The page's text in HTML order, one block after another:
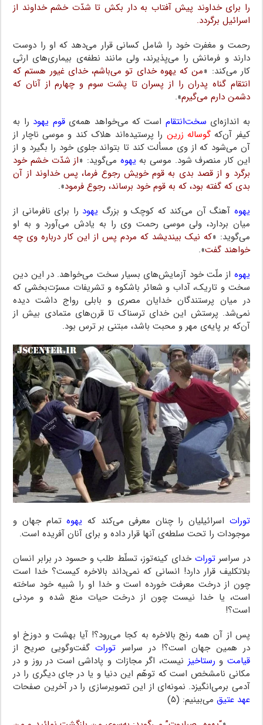
را برای خداوند‌ پیش‌ آفتاب‌ به دار بکش تا شدّت خشم خداوند از
اسرائیل‌ برگردد.
رحمت و مغفرت خود‌ را‌ شامل کسانی قرار می‌دهد که او را دوست
دارند و فرمانش‌ را می‌پذیرند، ولی مانند نطفه‌ی بیماری‌های‌ ارثی‌
کار می‌کند: «من که یهوه خدای تو می‌باشم، خدای غیور هستم که‌
انتقام‌ گناه پدران را از پسران تا پشت‌ سوم‌ و چهارم‌ از آنان که
دشمن‌ دارم می‌گیرم‌».
به‌ اندازه‌ای‌ سخت‌انتقام است که می‌خواهد همه‌یقوم یهود را به
کیفر آن‌که‌گوساله‌ زرین ‌ را پرستیده‌اند هلاک کند و موسی‌ ناچار‌ از
آن‌ می‌شود‌ که‌ از وی مسألت کند تا بتواند‌ جلوی‌ خود را بگیرد و از
این کار منصرف شود. موسی به یهوه می‌گوید‌: «از‌ شدّت‌ خشم خود
برگرد و از قصد‌ بدی به قوم خویش‌ رجوع‌ فرما، پس خداوند از آن‌
بدی‌ که گفته‌ بود، که به قوم خود برساند، رجوع فرمود».
یهوه آهنگ آن‌ می‌کند‌ که کوچک و بزرگ یهود را‌ برای‌ نافرمانی‌ از
میان بردارد،‌ ولی‌ موسی‌ رحمت وی را‌ به یادش‌ می‌آورد و به او
می‌گوید: «که نیک بیندیشد که مردم پس از این کار درباره‌ وی‌ چه
خواهند گفت‌».
یهوه از ملّت‌ خود‌ آزمایش‌های بسیار‌ سخت‌ می‌خواهد‌. در این‌ دین
سخت‌ و تاریک، آداب و شعائر باشکوه و تشریفات مسرّت‌بخشی که
در میان‌ پرستندگان خدایان مصری و بابلی رواج داشت‌ دیده‌
نمی‌شد. پرستش‌ این خدای ترسناک تا قرن‌های متمادی بیش از
آن‌که بر پایه‌ی مهر و محبت باشد، مبتنی بر ترس بود.
تورات اسرائیلیان را چنان معرفی می‌کند که یهوهتمام جهان‌ و
موجودات را تحت سلطه‌‌ی آنها قرار داده و برای آنان آفریده است.
در سراسرتورات خدای کینه‌توز، تسلّط طلب و حسود در برابر انسان
بلاتکلیف قرار دارد! انسانی که نمی‌داند بالاخره کیست؟‌ خدا‌ است‌
چون از درخت معرفت خورده است و خدا او‌ را‌ شبیه خود ساخته
است، یا خدا نیست چون از درخت حیات منع شده و مردنی
است؟!
پس‌ از آن همه رنج‌ بالاخره‌ به‌ کجا می‌رود؟! آیا بهشت و دوزخ او
در همین جهان است؟! در سراسر تورات‌ گفت‌وگویی صریح از
قیامت و رستاخیز نیست، اگر مجازات و پاداشی است در روز و در
مکانی نامشخص است که توهّم‌ این‌ دنیا‌ و یا در جای دیگری را در
آدمی برمی‌انگیزد. نمونه‌ای از این تصویرسازی‌ را‌ در آخرین صفحات
عهد عتیق ‌ می‌بینیم‌: (۵)